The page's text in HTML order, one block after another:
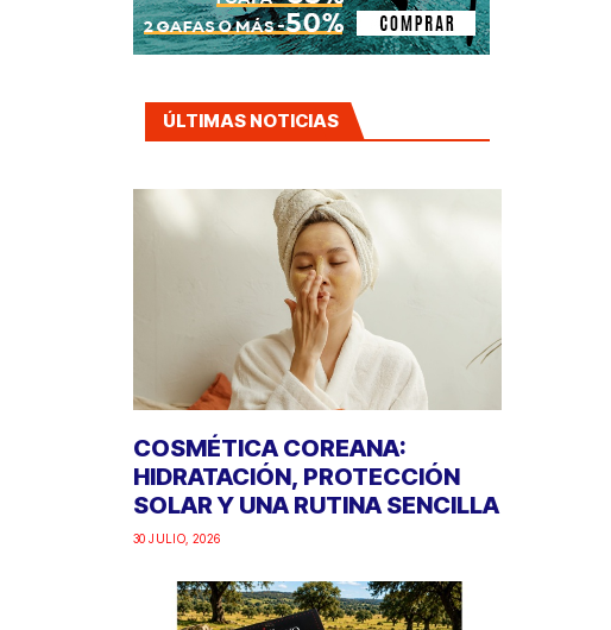
ÚLTIMAS NOTICIAS
COSMÉTICA COREANA:
HIDRATACIÓN, PROTECCIÓN
SOLAR Y UNA RUTINA SENCILLA
30 JULIO, 2026